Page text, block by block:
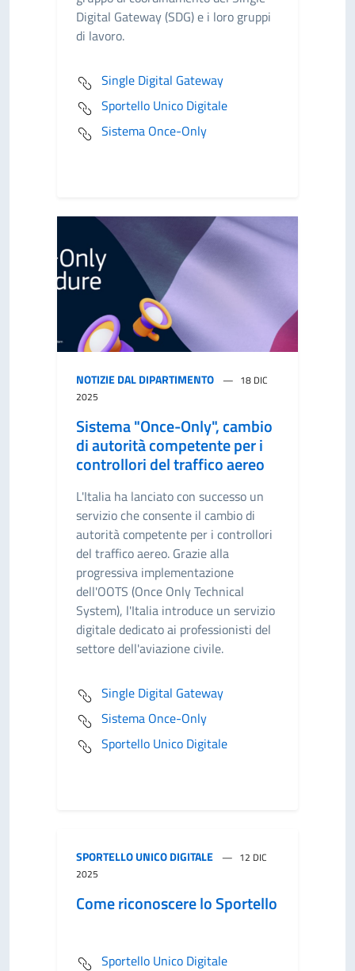
Digital Gateway (SDG) e i loro gruppi
di lavoro.
Single Digital Gateway
Sportello Unico Digitale
Sistema Once-Only
NOTIZIE DAL DIPARTIMENTO
18 DIC
2025
Sistema "Once-Only", cambio
di autorità competente per i
controllori del traffico aereo
L'Italia ha lanciato con successo un
servizio che consente il cambio di
autorità competente per i controllori
del traffico aereo. Grazie alla
progressiva implementazione
dell'OOTS (Once Only Technical
System), l'Italia introduce un servizio
digitale dedicato ai professionisti del
settore dell'aviazione civile.
Single Digital Gateway
Sistema Once-Only
Sportello Unico Digitale
SPORTELLO UNICO DIGITALE
12 DIC
2025
Come riconoscere lo Sportello
Sportello Unico Digitale